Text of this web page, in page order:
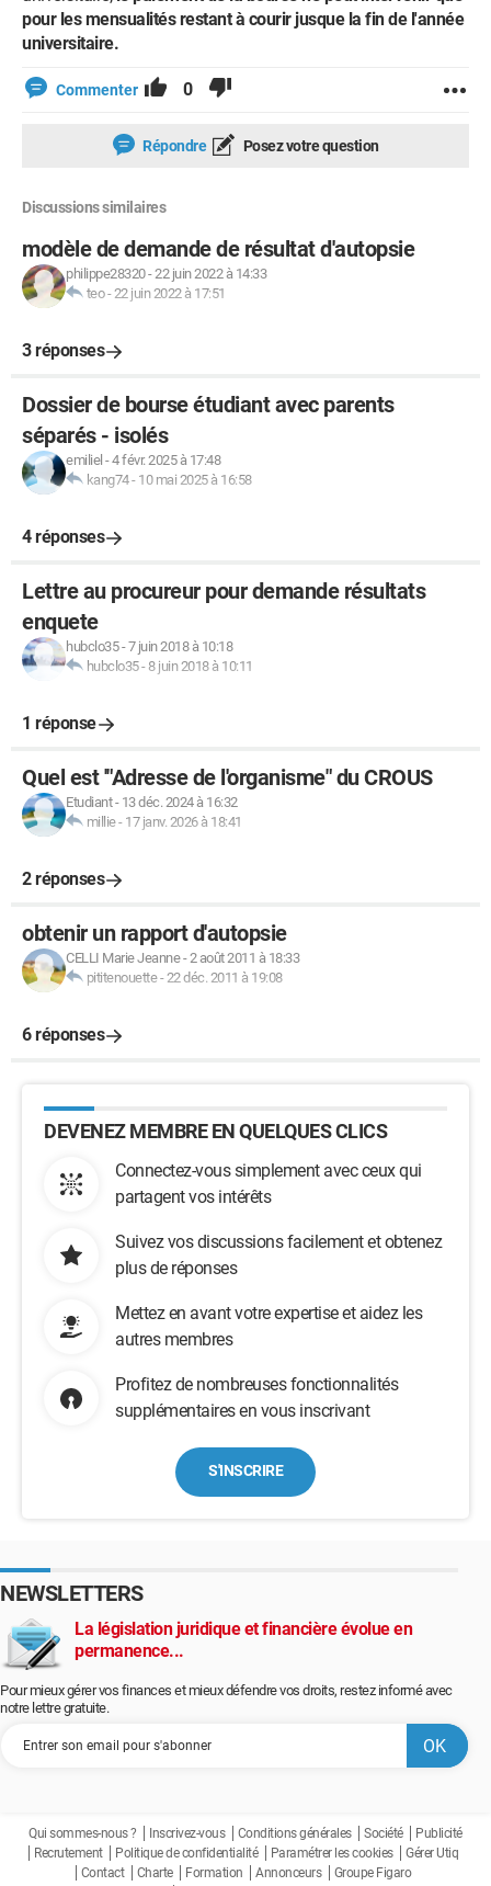
pour les mensualités restant à courir jusque la fin de l'année
universitaire.
Commenter 0
Répondre Posez votre question
Discussions similaires
modèle de demande de résultat d'autopsie
philippe28320-22 juin 2022 à 14:33
teo-22 juin 2022 à 17:51
3 réponses
Dossier de bourse étudiant avec parents
séparés - isolés
emiliel -4 févr. 2025 à 17:48
kang74- 10 mai 2025 à 16:58
4 réponses
Lettre au procureur pour demande résultats
enquete
hubclo35-7 juin 2018 à 10:18
hubclo35- 8 juin 2018 à 10:11
1 réponse
Quel est '"Adresse de l'organisme" du CROUS
Etudiant- 13 déc. 2024 à 16:32
millie- 17 janv. 2026 à 18:41
2 réponses
obtenir un rapport d'autopsie
CELLI Marie Jeanne-2 août 2011 à 18:33
pititenouette-22 déc. 2011 à 19:08
6 réponses
DEVENEZ MEMBRE EN QUELQUES CLICS
Connectez-vous simplement avec ceux qui
partagent vos intérêts
Suivez vos discussions facilement et obtenez
plus de réponses
Mettez en avant votre expertise et aidez les
autres membres
Profitez de nombreuses fonctionnalités
supplémentaires en vous inscrivant
S'INSCRIRE
NEWSLETTERS
La législation juridique et financière évolue en
permanence...
Pour mieux gérer vos finances et mieux défendre vos droits, restez informé avec
notre lettre gratuite.
Qui sommes-nous ? Inscrivez-vous Conditions générales Société
Publicité
Recrutement
Politique de confidentialité Paramétrer les cookies
Gérer Utiq
Contact
Charte Formation Annonceurs
Groupe Figaro